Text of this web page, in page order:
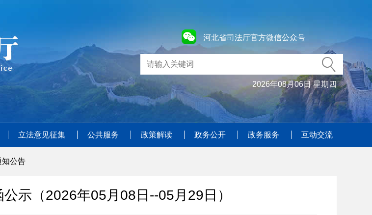
河北省司法厅官方微信公众号
2026年08月06日 星期四
立法意见征集 公共服务 政策解读 政务公开 政务服务 互动交流
知公告
示（2026年05月08日--05月29日）